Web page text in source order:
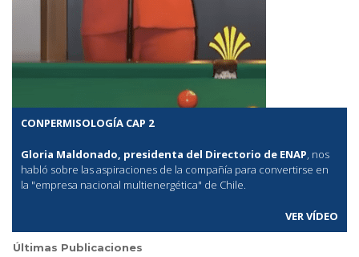
CONPERMISOLOGÍA CAP 2
Gloria Maldonado, presidenta del Directorio de ENAP , nos
habló sobre las aspiraciones de la compañía para convertirse en
la "empresa nacional multienergética" de Chile.
VER VÍDEO
Últimas Publicaciones